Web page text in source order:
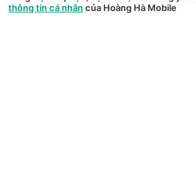
thông tin cá nhân của Hoàng Hà Mobile